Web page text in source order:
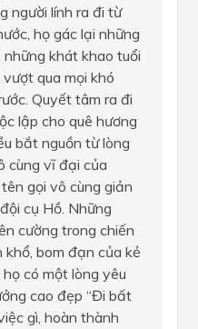
người lính ra đi từ
họ gác lại những
những khát khao tuổi
qua mọi khó
Quyết tâm ra đi
lập cho quê hương
bắt nguồn từ lòng
cùng vĩ đại của
gọi vô cùng giản
cụ Hồ. Những
cường trong chiến
bom đạn của kẻ
có một lòng yêu
cao đẹp “Đi bất
gì, hoàn thành